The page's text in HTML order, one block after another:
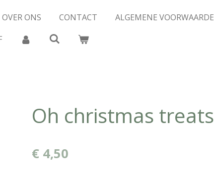
OVER ONS CONTACT
ALGEMENE
Oh christmas treats
€ 4,50